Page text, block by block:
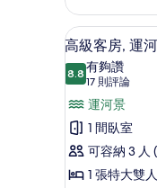
人
床
的
所
有
相
片
套
房,
1
特
雙
人
床
的
詳
顯
示
高
級
客
房,
運
5
高級客房, 運
8.88.8 分，滿分 10
有夠讚
17 則評論
(17
則
評
論)
運河景
1 間臥室
可容納 3 人
1 張特大雙